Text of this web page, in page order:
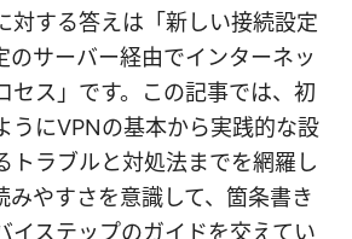
対する答えは「新しい接続設定
のサーバー経由でインターネッ
セス」です。この記事では、初
うにVPNの基本から実践的な設
トラブルと対処法までを網羅し
みやすさを意識して、箇条書き
イステップのガイドを交えてい